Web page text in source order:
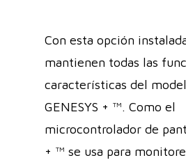
Con esta opción
mantienen todas las
características del
GENESYS + ™. Como el
microcontrolador de
+ ™ se usa para